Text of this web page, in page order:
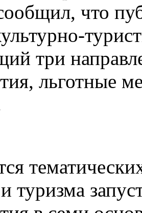
что
три
льготные
туризма